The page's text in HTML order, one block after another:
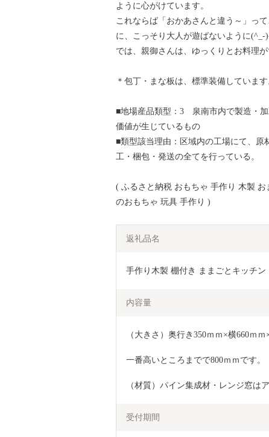
ように心がけています。
これならば「おかあさんと違う～」っ
に、こっそり大人が遊ばないように
では、親御さんは、ゆっくりとお料理
＊包丁・まな板は、標準装備していま
■地場産品類型：3 泉南市内で製造・
価値が生じているもの
■類型該当理由：区域内の工場にて、原
工・梱包・発送の全てを行っている。
( ふるさと納税 おもちゃ 手作り 木製
のおもちゃ 玩具 手作り )
返礼品名
手作り木製 棚付き ままごとキッチン
内容量
（大きさ）奥行き350ｍｍ×横660ｍｍ
一番高いところまでで800ｍｍです。
（材質）パイン集成材・レンジ窓は
受付期間